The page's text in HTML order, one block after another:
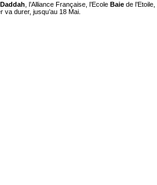
Daddah, l’Alliance Française, l’Ecole Baie de l’Etoile,
va durer, jusqu’au 18 Mai.